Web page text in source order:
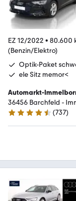
EZ 12/2022 • 80.600
(Benzin/Elektro)
Optik-Paket
ele Sitz memor<
Automarkt-
36456 Barchfeld -
4.4 Sterne
(737)